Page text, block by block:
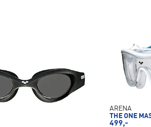
ARENA
THE ONE
499,-